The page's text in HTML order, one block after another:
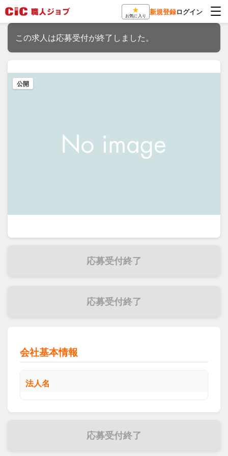
★
お気に入り 新規登録ログイン
この求人は応募受付が終了しました。
公開
応募受付終了
応募受付終了
会社基本情報
法人名
応募受付終了